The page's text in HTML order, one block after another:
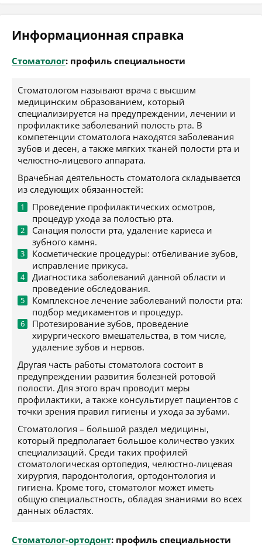
Информационная справка
Стоматолог: профиль специальности
Стоматологом называют врача с высшим
медицинским образованием, который
специализируется на предупреждении, лечении и
профилактике заболеваний полость рта. В
компетенции стоматолога находятся заболевания
зубов и десен, а также мягких тканей полости рта и
челюстно-лицевого аппарата.
Врачебная деятельность стоматолога складывается
из следующих обязанностей:
Проведение профилактических осмотров,
процедур ухода за полостью рта.
Санация полости рта, удаление кариеса и
зубного камня.
Косметические процедуры: отбеливание зубов,
исправление прикуса.
Диагностика заболеваний данной области и
проведение обследования.
Комплексное лечение заболеваний полости рта:
подбор медикаментов и процедур.
Протезирование зубов, проведение
хирургического вмешательства, в том числе,
удаление зубов и нервов.
Другая часть работы стоматолога состоит в
предупреждении развития болезней ротовой
полости. Для этого врач проводит меры
профилактики, а также консультирует пациентов с
точки зрения правил гигиены и ухода за зубами.
Стоматология – большой раздел медицины,
который предполагает большое количество узких
специализаций. Среди таких профилей
стоматологическая ортопедия, челюстно-лицевая
хирургия, пародонтология, ортодонтология и
гигиена. Кроме того, стоматолог может иметь
общую специальстность, обладая знаниями во всех
данных областях.
Стоматолог-ортодонт: профиль специальности